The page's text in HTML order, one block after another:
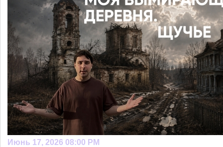
Июнь 17, 2026 08:00 PM